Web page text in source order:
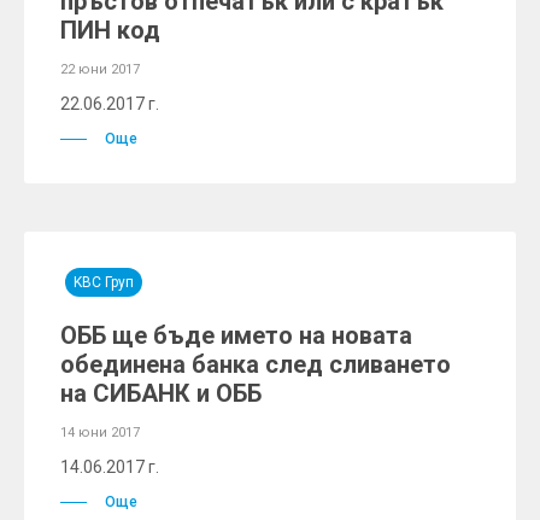
ПИН код
22 юни 2017
22.06.2017 г.
Още
KBC Груп
ОББ ще бъде името на новата
обединена банка след сливането
на СИБАНК и ОББ
14 юни 2017
14.06.2017 г.
Още